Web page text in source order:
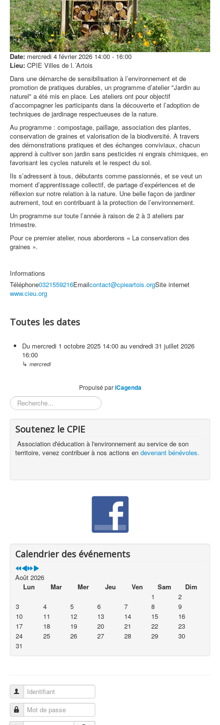
Date: mercredi 4 février 2026 14:00 - 16:00
Lieu: CPIE Villes de l.´Artois
Dans une démarche de sensibilisation à l’environnement et de
promotion de pratiques durables, un programme d’atelier "Jardin au
naturel" a été mis en place. Les ateliers ont pour objectif
d’accompagner les participants dans la découverte et l’adoption de
techniques de jardinage respectueuses de la nature.
Au programme : compostage, paillage, association des plantes,
conservation de graines et valorisation de la biodiversité. À travers
des démonstrations pratiques et des échanges conviviaux, chacun
apprend à cultiver son jardin sans pesticides ni engrais chimiques, en
favorisant les cycles naturels et le respect du sol.
Ils s’adressent à tous, débutants comme passionnés, et se veut un
moment d’apprentissage collectif, de partage d’expériences et de
réflexion sur notre relation à la nature. Une belle façon de jardiner
autrement, tout en contribuant à la protection de l’environnement.
Un programme sur toute l’année à raison de 2 à 3 ateliers par
trimestre.
Pour ce premier atelier, nous aborderons « La conservation des
graines ».
Informations
Téléphone0321559216Emailcontact@cpieartois.orgSite internet
www.cieu.org
Toutes les dates
Du mercredi 1 octobre 2025 14:00 au vendredi 31 juillet 2026
16:00
↳ mercredi
Propulsé pariCagenda
Rechercher
Soutenez le CPIE
Association d'éducation à l'environnement au service de son
territoire, venez contribuer à nos actions en devenant bénévoles.
Calendrier des événements
Août 2026
Lun
Mar Mer Jeu Ven Sam
Dim
1
2
3
4 5 6 7 8
9
10
11 12 13 14 15
16
17
18 19 20 21 22
23
24
25 26 27 28 29
30
31
Identifiant
Mot de passe